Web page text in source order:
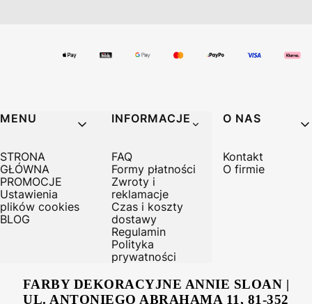
MENU
STRONA
GŁÓWNA
PROMOCJE
Ustawienia
plików cookies
BLOG
INFORMACJE
FAQ
Formy płatności
Zwroty i
reklamacje
Czas i koszty
dostawy
Regulamin
Polityka
prywatności
O NAS
Kontakt
O firmie
FARBY DEKORACYJNE ANNIE SLOAN |
UL. ANTONIEGO ABRAHAMA 11, 81-352